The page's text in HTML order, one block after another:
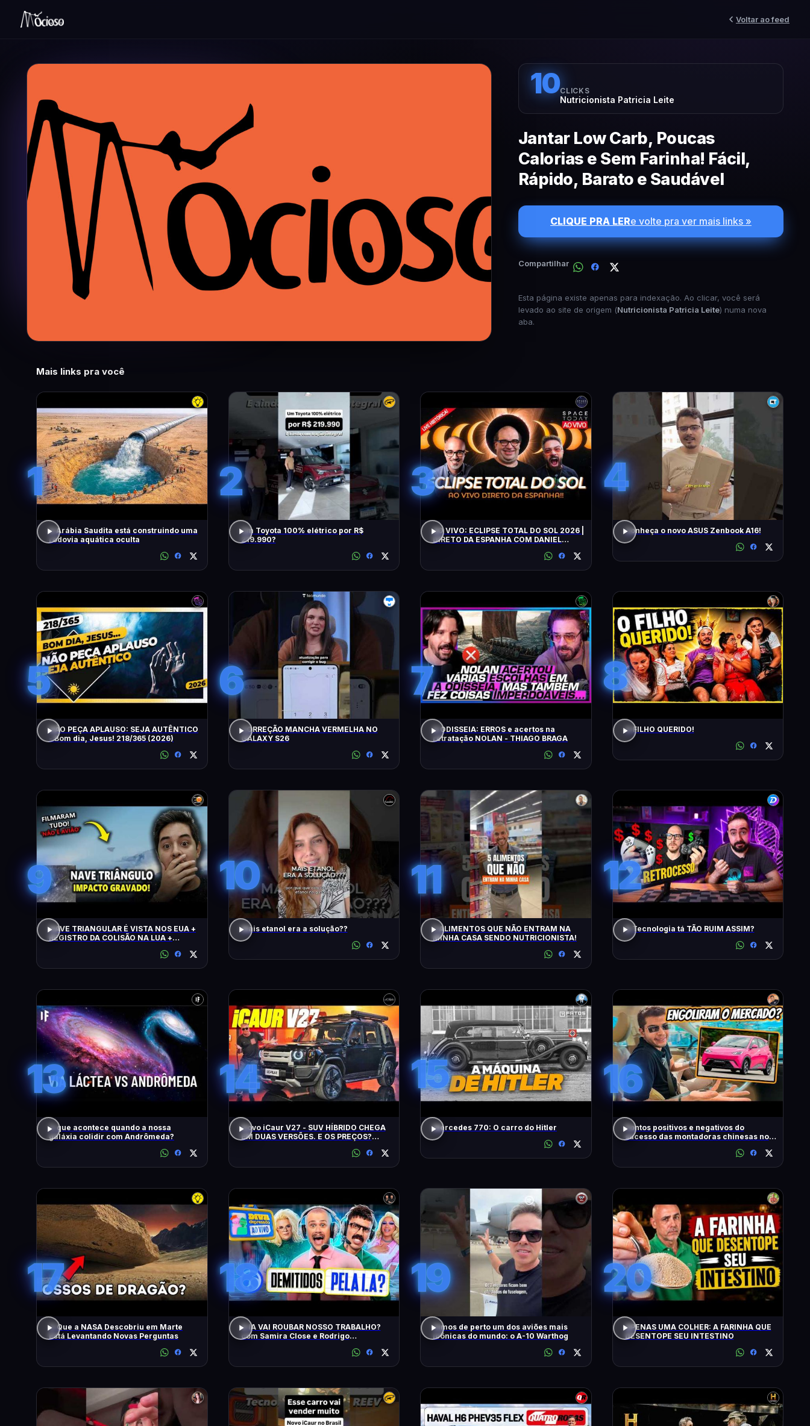
Voltar ao feed
10CLICKS
Nutricionista Patricia Leite
Jantar Low Carb, Poucas
Calorias e Sem Farinha! Fácil,
Rápido, Barato e Saudável
CLIQUE PRA LERe volte pra ver mais links »
Compartilhar
Esta página existe apenas para indexação. Ao clicar, você será
levado ao site de origem (Nutricionista Patricia Leite) numa nova
aba.
Mais links pra você
1
A Arábia Saudita está construindo uma
rodovia aquática oculta
2
Um Toyota 100% elétrico por R$
219.990?
3
AO VIVO: ECLIPSE TOTAL DO SOL 2026 |
DIRETO DA ESPANHA COM DANIEL
4
Conheça o novo ASUS Zenbook A16!
5
NÃO PEÇA APLAUSO: SEJA AUTÊNTICO
- Bom dia, Jesus! 218/365 (2026)
6
CORREÇÃO MANCHA VERMELHA NO
GALAXY S26
7
A ODISSEIA: ERROS e acertos na
retratação NOLAN - THIAGO BRAGA
8
O FILHO QUERIDO!
9
NAVE TRIANGULAR É VISTA NOS EUA +
REGISTRO DA COLISÃO NA LUA +
10
Mais etanol era a solução??
11
5 ALIMENTOS QUE NÃO ENTRAM NA
MINHA CASA SENDO NUTRICIONISTA!
12
A Tecnologia tá TÃO RUIM ASSIM?
13
O que acontece quando a nossa
galáxia colidir com Andrômeda?
14
Novo iCaur V27 - SUV HÍBRIDO CHEGA
EM DUAS VERSÕES. E OS PREÇOS?
15
Mercedes 770: O carro do Hitler
16
Pontos positivos e negativos do
sucesso das montadoras chinesas no
17
O Que a NASA Descobriu em Marte
Está Levantando Novas Perguntas
18
A IA VAI ROUBAR NOSSO TRABALHO?
com Samira Close e Rodrigo
19
Vimos de perto um dos aviões mais
icônicas do mundo: o A-10 Warthog
20
APENAS UMA COLHER: A FARINHA QUE
DESENTOPE SEU INTESTINO